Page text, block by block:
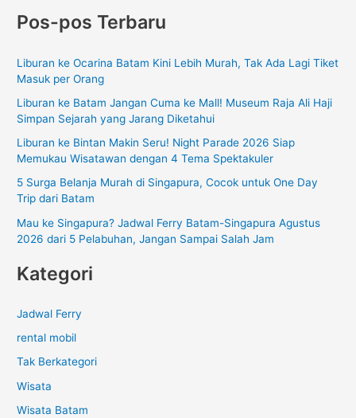
r
u
n
t
Pos-pos Terbaru
Liburan ke Ocarina Batam Kini Lebih Murah, Tak Ada Lagi Tiket
Masuk per Orang
Liburan ke Batam Jangan Cuma ke Mall! Museum Raja Ali Haji
Simpan Sejarah yang Jarang Diketahui
Liburan ke Bintan Makin Seru! Night Parade 2026 Siap
Memukau Wisatawan dengan 4 Tema Spektakuler
5 Surga Belanja Murah di Singapura, Cocok untuk One Day
Trip dari Batam
Mau ke Singapura? Jadwal Ferry Batam-Singapura Agustus
2026 dari 5 Pelabuhan, Jangan Sampai Salah Jam
Kategori
Jadwal Ferry
rental mobil
Tak Berkategori
Wisata
Wisata Batam